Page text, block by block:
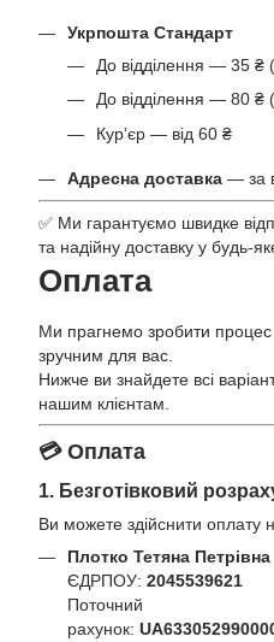
Укрпошта Стандарт
До відділення — 35 ₴
До відділення — 80 ₴
Кур’єр — від 60 ₴
Адресна доставка — за
✅ Ми гарантуємо швидке
та надійну доставку у будь-
Оплата
Ми прагнемо зробити
зручним для вас.
Нижче ви знайдете всі
нашим клієнтам.
💳 Оплата
1. Безготівковий
Ви можете здійснити оплату
Плотко Тетяна Петрівна
ЄДРПОУ: 2045539621
Поточний
рахунок: